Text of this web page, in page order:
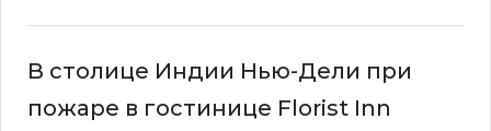
В столице Индии Нью-Дели при
пожаре в гостинице Florist Inn